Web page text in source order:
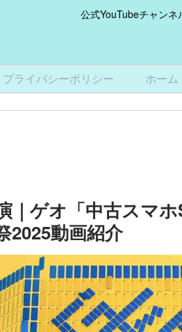
公式YouTubeチャン
プライバシーポリシー ホーム
｜ゲオ「中古スマ
2025動画紹介